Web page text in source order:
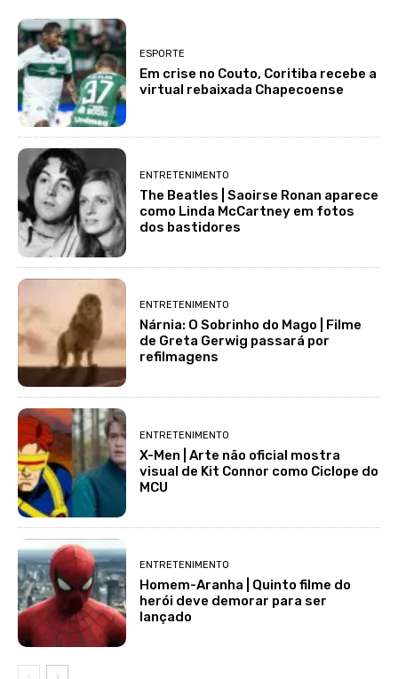
ESPORTE
Em crise no Couto, Coritiba recebe a
virtual rebaixada Chapecoense
ENTRETENIMENTO
The Beatles | Saoirse Ronan aparece
como Linda McCartney em fotos
dos bastidores
ENTRETENIMENTO
Nárnia: O Sobrinho do Mago | Filme
de Greta Gerwig passará por
refilmagens
ENTRETENIMENTO
X-Men | Arte não oficial mostra
visual de Kit Connor como Ciclope do
MCU
ENTRETENIMENTO
Homem-Aranha | Quinto filme do
herói deve demorar para ser
lançado